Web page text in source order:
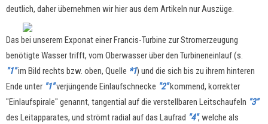
deutlich, daher übernehmen wir hier aus dem Artikeln nur Auszüge.
Das bei unserem Exponat einer Francis-Turbine zur Stromerzeugung
benötigte Wasser trifft, vom Oberwasser über den Turbineneinlauf (s.
"1"im Bild rechts bzw. oben, Quelle *1) und die sich bis zu ihrem hinteren
Ende unter "1"verjüngende Einlaufschnecke "2"kommend, korrekter
"Einlaufspirale" genannt, tangential auf die verstellbaren Leitschaufeln "3"
des Leitapparates, und strömt radial auf das Laufrad "4", welche als